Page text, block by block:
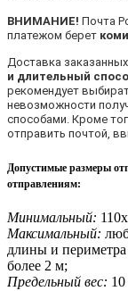
ВНИМАНИЕ! Почта
платежом берет
Доставка
и длительный
рекомендует
невозможности
способами. Кроме
отправить почтой,
Допустимые размеры
отправлениям:
Минимальный:
Максимальный:
длины и
более 2 м;
Предельный вес: